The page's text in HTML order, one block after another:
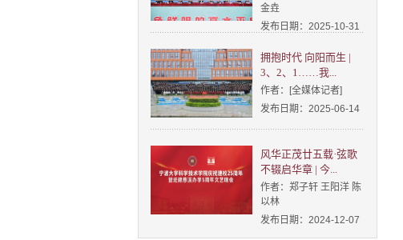
金垚
发布日期：2025-10-31
拥抱时代 向阳而生 |
3、2、1……我...
作者：[全媒体记者]
发布日期：2025-06-14
风华正茂廿五载·弦歌
不辍启华章 | 今...
作者：郑子轩 王阳洋 陈
以林
发布日期：2024-12-07